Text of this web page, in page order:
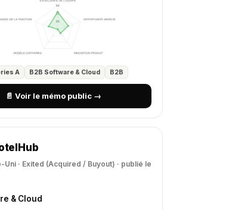
A B2B Software & Cloud B2B
📄 Voir le mémo public →
Uni · Exited (Acquired / Buyout) · publié le
& Cloud